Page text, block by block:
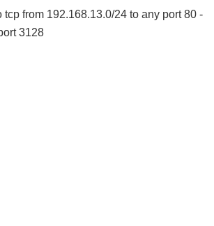
tcp from 192.168.13.0/24 to any port 80 -
3128